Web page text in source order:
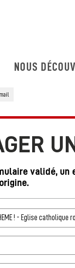
NOUS
validé,